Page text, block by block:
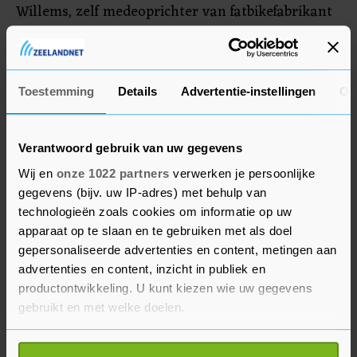
Toestemming Details Advertentie-instellingen
Verantwoord gebruik van uw gegevens
Wij en onze 1022 partners verwerken je persoonlijke
gegevens (bijv. uw IP-adres) met behulp van
technologieën zoals cookies om informatie op uw
apparaat op te slaan en te gebruiken met als doel
gepersonaliseerde advertenties en content, metingen aan
advertenties en content, inzicht in publiek en
productontwikkeling. U kunt kiezen wie uw gegevens
gebruikt en met welke doelen.
Als u het toestaat, willen we ook graag:
Willems, zelf medeoprichter van fatbikefabrikant
Brekr, vreest niet voor een afname van de
verkoop als er een leeftijdsgrens komt. "Wij
maken mooie, legale producten die iets duurder
zijn dan waar jongere kinderen massaal op
springen." Bovendien kan de overlast door
opgevoerde fatbikes waar kinderen op rondrijden
met een leeftijdsgrens afnemen, wat het imago
zou verbeteren. "Dus het kan zijn dat we er nog
bij gebaat zijn ook", stelt hij.
Straffe maatregel
De PVV was eerder nog tegen een leeftijdsgrens,
maar Tweede Kamerlid Hidde Heutink zei
zaterdag op X toch voor te zijn. Barry Madlener